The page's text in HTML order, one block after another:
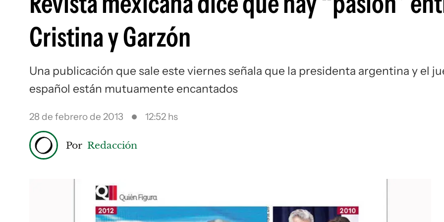
Cristina y Garzón
Una publicación que sale este viernes señala que la presidenta argentina y el
español están mutuamente encantados
28 de febrero de 2013 12:52 hs
Por Redacción